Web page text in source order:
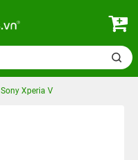
Sony Xperia V